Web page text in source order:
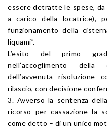
essere detratte le spese,
a carico della locatrice),
funzionamento della
liquami”.
L’esito del primo
nell’accoglimento
dell’avvenuta risoluzione
rilascio, con decisione
3. Avverso la sentenza
ricorso per cassazione la
come detto – di un unico